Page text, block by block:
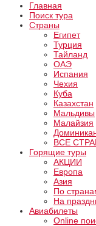
Главная
Поиск тура
Страны
Египет
Турция
Тайланд
ОАЭ
Испания
Чехия
Куба
Казахстан
Мальдивы
Малайзия
ВCE
Горящие туры
АКЦИИ
Европа
Азия
По
На
Авиабилеты
Online